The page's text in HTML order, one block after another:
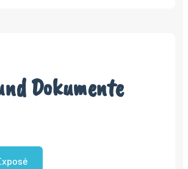
Dokumente